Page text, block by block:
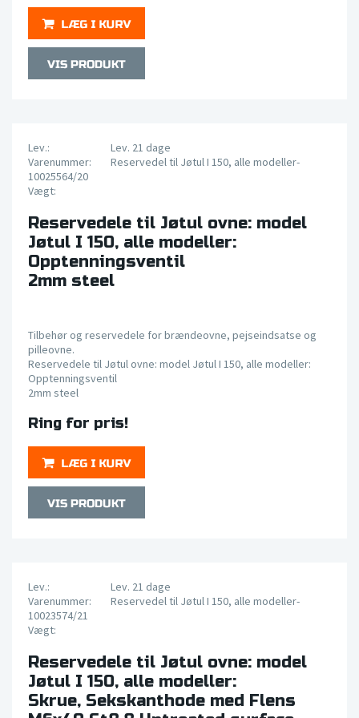
Lev.:
Lev. 21 dage
Varenummer:
Reservedel til Jøtul I 150, alle modeller-
10025564/20
Vægt:
Reservedele til Jøtul ovne: model
Jøtul I 150, alle modeller:
Opptenningsventil
2mm steel
Tilbehør og reservedele for brændeovne, pejseindsatse og
pilleovne.
Reservedele til Jøtul ovne: model Jøtul I 150, alle modeller:
Opptenningsventil
2mm steel
Ring for pris!
Lev.:
Lev. 21 dage
Varenummer:
Reservedel til Jøtul I 150, alle modeller-
10023574/21
Vægt:
Reservedele til Jøtul ovne: model
Jøtul I 150, alle modeller:
Skrue, Sekskanthode med Flens